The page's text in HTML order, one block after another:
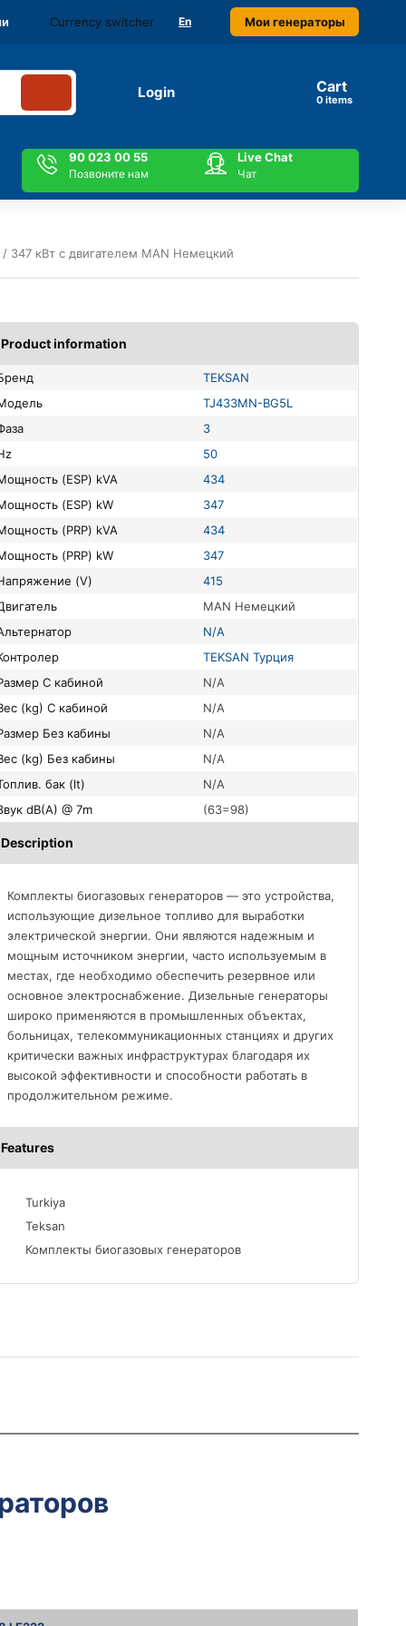
Currency switcher En Мои генераторы
Login Cart
items
90 023 00 55
Позвоните нам
Live Chat
Чат
347 кВт с двигателем MAN Немецкий
Product information
Бренд
TEKSAN
Модель
TJ433MN-BG5L
Фаза
3
Hz
50
Мощность (ESP) kVA
434
Мощность (ESP) kW
347
Мощность (PRP) kVA
434
Мощность (PRP) kW
347
Напряжение (V)
415
Двигатель
MAN Немецкий
Альтернатор
N/A
Контролер
TEKSAN Турция
Размер С кабиной
N/A
Вес (kg) С кабиной
N/A
Размер Без кабины
N/A
Вес (kg) Без кабины
N/A
Топлив. бак (lt)
N/A
Звук dB(A) @ 7m
(63=98)
Description
Комплекты биогазовых генераторов — это устройства,
использующие дизельное топливо для выработки
электрической энергии. Они являются надежным и
мощным источником энергии, часто используемым в
местах, где необходимо обеспечить резервное или
основное электроснабжение. Дизельные генераторы
широко применяются в промышленных объектах,
больницах, телекоммуникационных станциях и других
критически важных инфраструктурах благодаря их
высокой эффективности и способности работать в
продолжительном режиме.
Features
Turkiya
Teksan
Комплекты биогазовых генераторов